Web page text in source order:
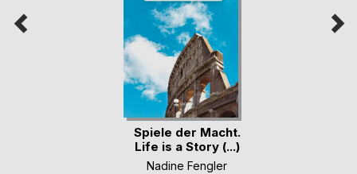
Spiele der Macht.
Life is a Story (...)
Nadine Fengler